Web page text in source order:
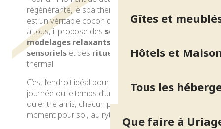
Gîtes et
Hôtels et
Tous les
Que faire à
régénérante, le spa thermal d’Uriage-les-Bains
est un véritable cocon de
douceur. Accessible
à tous, il propose des soins esthétiques
modelages relaxants
sensoriels et des rituels
inspirés de l’univers
thermal.
C’est l’endroit idéal pour se ressourcer, à la
journée ou le temps d’un séjour. En solo, en duo
ou entre amis, chacun peut y trouver un
moment pour soi, au rythme de ses envies…